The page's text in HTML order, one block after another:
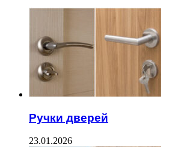
Ручки дверей
23.01.2026